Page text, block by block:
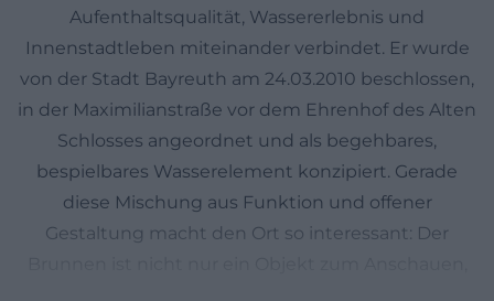
Aufenthaltsqualität, Wassererlebnis und
Innenstadtleben miteinander verbindet. Er wurde
von der Stadt Bayreuth am 24.03.2010 beschlossen,
in der Maximilianstraße vor dem Ehrenhof des Alten
Schlosses angeordnet und als begehbares,
bespielbares Wasserelement konzipiert. Gerade
diese Mischung aus Funktion und offener
Gestaltung macht den Ort so interessant: Der